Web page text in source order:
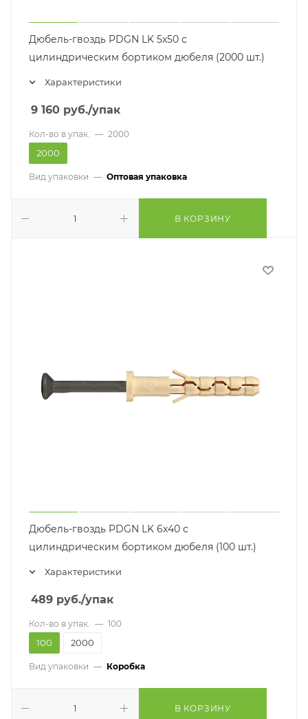
Дюбель-гвоздь PDGN LK 5х50 с
цилиндрическим бортиком дюбеля (2000 шт.)
Характеристики
9 160 руб./упак
Кол-во в упак. — 2000
2000
Вид упаковки — Оптовая упаковка
В КОРЗИНУ
Дюбель-гвоздь PDGN LK 6х40 с
цилиндрическим бортиком дюбеля (100 шт.)
Характеристики
489 руб./упак
Кол-во в упак. — 100
100 2000
Вид упаковки — Коробка
В КОРЗИНУ